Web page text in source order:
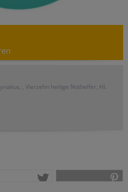
, Vierzehn heilige Nothelfer, Hl.